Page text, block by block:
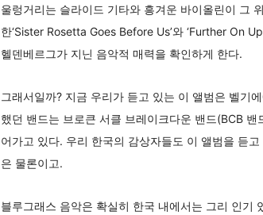
울렁거리는 슬라이드 기타와 흥겨운 바이올린이 그
한‘Sister Rosetta Goes Before Us’와 ‘Further On
헬덴베르그가 지닌 음악적 매력을 확인하게 한다.
그래서일까? 지금 우리가 듣고 있는 이 앨범은 벨기
했던 밴드는 브로큰 서클 브레이크다운 밴드(BCB
어가고 있다. 우리 한국의 감상자들도 이 앨범을 듣
은 물론이고.
블루그래스 음악은 확실히 한국 내에서는 그리 인기